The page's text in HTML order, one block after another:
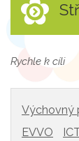
Rychle k cíli
Výchovný
EVVO